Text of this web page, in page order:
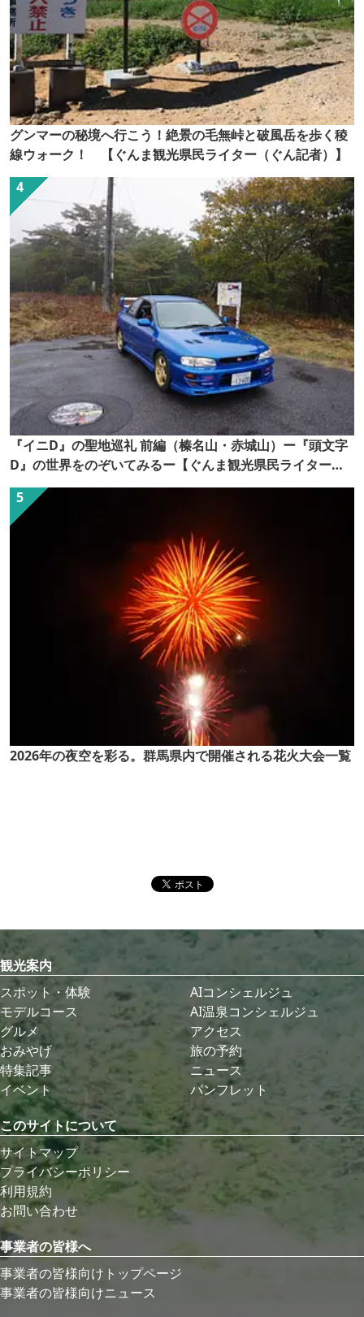
グンマーの秘境へ行こう！絶景の毛無峠と破風岳を歩く稜
線ウォーク！ 【ぐんま観光県民ライター（ぐん記者）】
『イニD』の聖地巡礼 前編（榛名山・赤城山）ー『頭文字
D』の世界をのぞいてみるー【ぐんま観光県民ライター
（ぐん記者）】
2026年の夜空を彩る。群馬県内で開催される花火大会一覧
観光案内
スポット・体験
モデルコース
グルメ
おみやげ
特集記事
イベント
AIコンシェルジュ
AI温泉コンシェルジュ
アクセス
旅の予約
ニュース
パンフレット
このサイトについて
サイトマップ
プライバシーポリシー
利用規約
お問い合わせ
事業者の皆様へ
事業者の皆様向けトップページ
事業者の皆様向けニュース